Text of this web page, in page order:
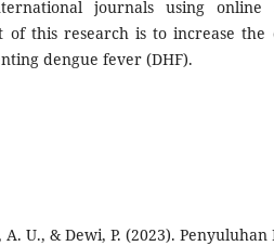
journals using online
of this research is to increase
dengue fever (DHF).
U., & Dewi, P. (2023). Penyuluhan